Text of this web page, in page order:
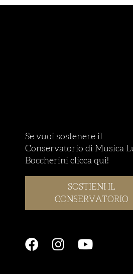
Se vuoi sostenere il
Conservatorio di Musica
Boccherini clicca qui!
SOSTIENI IL
CONSERVATORIO